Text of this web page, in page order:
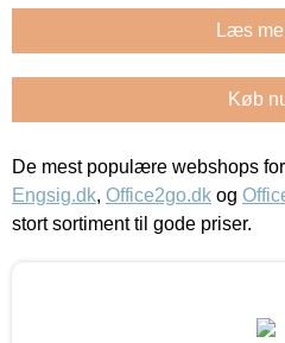
Læs
Køb
De mest populære webshops
Engsig.dk, Office2go.dk og
stort sortiment til gode priser.